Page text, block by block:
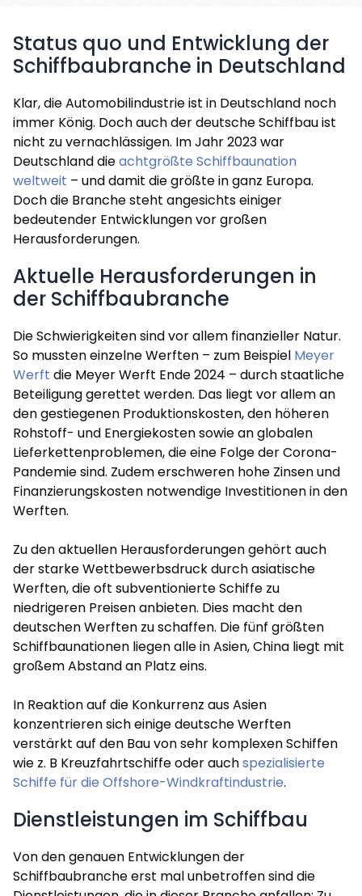
Status quo und Entwicklung der
Schiffbaubranche in Deutschland
Klar, die Automobilindustrie ist in Deutschland noch
immer König. Doch auch der deutsche Schiffbau ist
nicht zu vernachlässigen. Im Jahr 2023 war
Deutschland dieachtgrößte Schiffbaunation
weltweit – und damit die größte in ganz Europa.
Doch die Branche steht angesichts einiger
bedeutender Entwicklungen vor großen
Herausforderungen.
Aktuelle Herausforderungen in
der Schiffbaubranche
Die Schwierigkeiten sind vor allem finanzieller Natur.
So mussten einzelne Werften – zum Beispiel Meyer
Werft die Meyer Werft Ende 2024 – durch staatliche
Beteiligung gerettet werden. Das liegt vor allem an
den gestiegenen Produktionskosten, den höheren
Rohstoff- und Energiekosten sowie an globalen
Lieferkettenproblemen, die eine Folge der Corona-
Pandemie sind. Zudem erschweren hohe Zinsen und
Finanzierungskosten notwendige Investitionen in den
Werften.
Zu den aktuellen Herausforderungen gehört auch
der starke Wettbewerbsdruck durch asiatische
Werften, die oft subventionierte Schiffe zu
niedrigeren Preisen anbieten. Dies macht den
deutschen Werften zu schaffen. Die fünf größten
Schiffbaunationen liegen alle in Asien, China liegt mit
großem Abstand an Platz eins.
In Reaktion auf die Konkurrenz aus Asien
konzentrieren sich einige deutsche Werften
verstärkt auf den Bau von sehr komplexen Schiffen
wie z. B Kreuzfahrtschiffe oder auchspezialisierte
Schiffe für die Offshore-Windkraftindustrie.
Dienstleistungen im Schiffbau
Von den genauen Entwicklungen der
Schiffbaubranche erst mal unbetroffen sind die